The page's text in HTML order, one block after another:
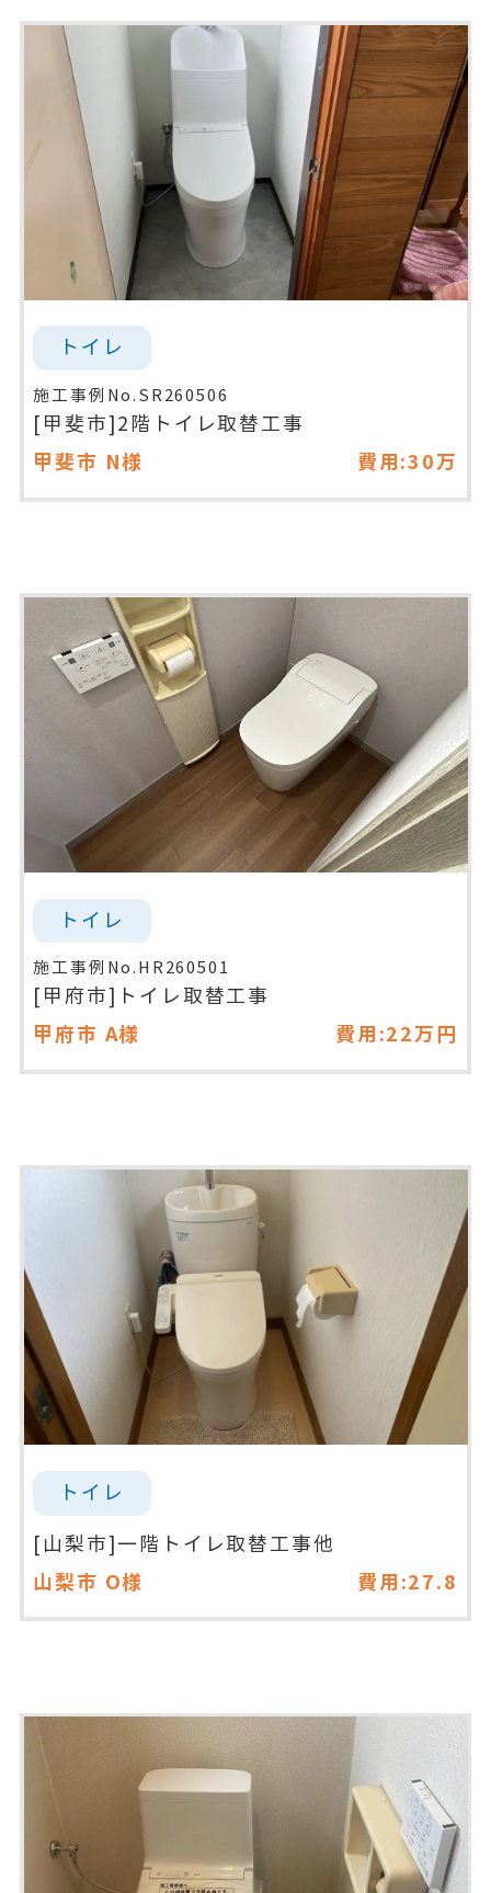
トイレ
施工事例No.SR260506
[甲斐市]2階トイレ取替工事
甲斐市 N様 費用:30万
トイレ
施工事例No.HR260501
[甲府市]トイレ取替工事
甲府市 A様 費用:22万円
トイレ
[山梨市]一階トイレ取替工事他
山梨市 O様 費用:27.8